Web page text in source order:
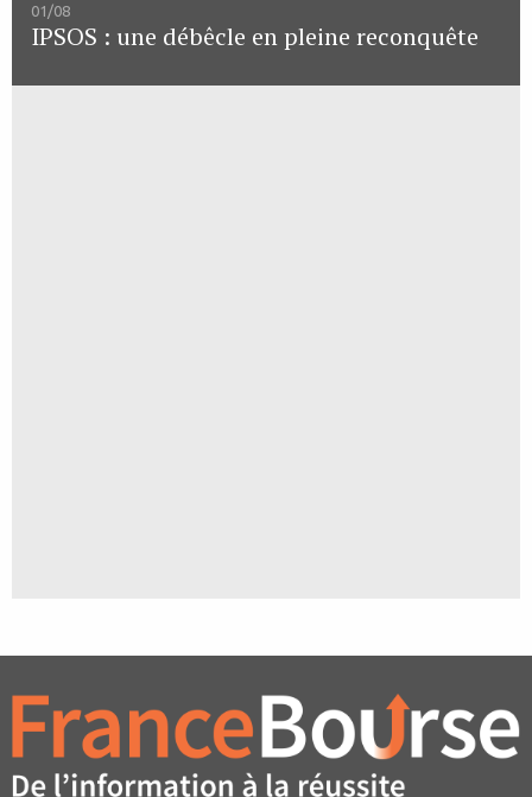
01/08
IPSOS : une débêcle en pleine reconquête